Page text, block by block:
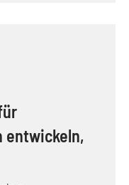
entwickeln,